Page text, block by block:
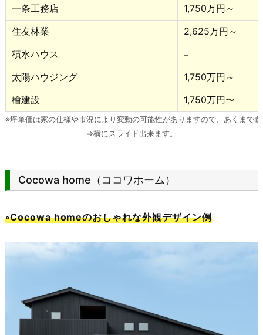
一条工務店
1,750万円～
住友林業
2,625万円～
積水ハウス
–
太陽ハウジング
1,750万円～
檜建設
1,750万円〜
※坪単価は家の仕様や市況により変動の可能性がありますので、あくまで
⇒横にスライド出来ます。
Cocowa home（ココワホーム）
◦Cocowa homeのおしゃれな外観デザイン例